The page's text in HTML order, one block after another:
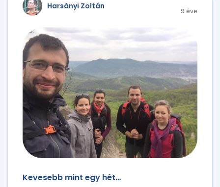
Harsányi Zoltán
9 éve
Kevesebb mint egy hét…